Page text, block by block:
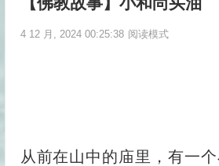
4 12 月, 2024 00:25:38 阅读模式
从前在山中的庙里，有一